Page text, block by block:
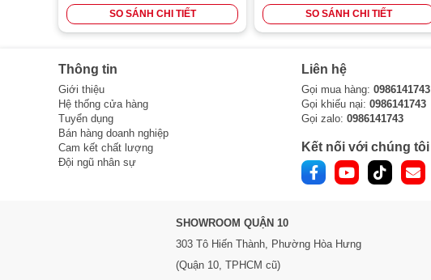
SO SÁNH CHI TIẾT SO SÁNH CHI TIẾT
Thông tin
Giới thiệu
Hệ thống cửa hàng
Tuyển dụng
Bán hàng doanh nghiệp
Cam kết chất lượng
Đội ngũ nhân sự
Liên hệ
Gọi mua hàng: 0986141743
Gọi khiếu nại: 0986141743
Gọi zalo: 0986141743
Kết nối với chúng tôi
SHOWROOM QUẬN 10
303 Tô Hiến Thành, Phường Hòa Hưng
(Quận 10, TPHCM cũ)